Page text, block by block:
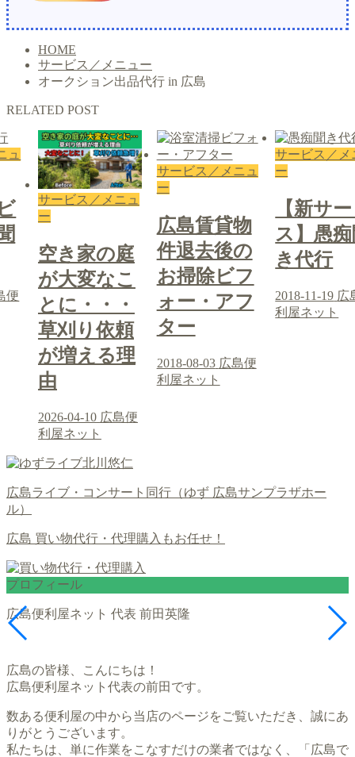
HOME
サービス／メニュー
オークション出品代行 in 広島
RELATED POST
ュ
便
サービス／メニュ
ー
空き家の庭
が大変なこ
とに・・・
草刈り依頼
が増える理
由
2026-04-10 広島便
利屋ネット
サービス／メニュ
ー
広島賃貸物
件退去後の
お掃除ビフ
ォー・アフ
ター
2018-08-03 広島便
利屋ネット
サービス／メ
ー
【新サ
ス】愚
き代行
2018-11-19 広
利屋ネット
広島ライブ・コンサート同行（ゆず 広島サンプラザホー
ル）
広島 買い物代行・代理購入もお任せ！
プロフィール
広島便利屋ネット 代表 前田英隆
広島の皆様、こんにちは！
広島便利屋ネット代表の前田です。
数ある便利屋の中から当店のページをご覧いただき、誠にあ
りがとうございます。
私たちは、単に作業をこなすだけの業者ではなく、「広島で